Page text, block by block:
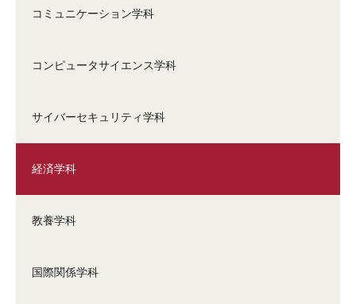
コミュニケーション学科
コンピュータサイエンス学科
サイバーセキュリティ学科
経済学科
教養学科
国際関係学科